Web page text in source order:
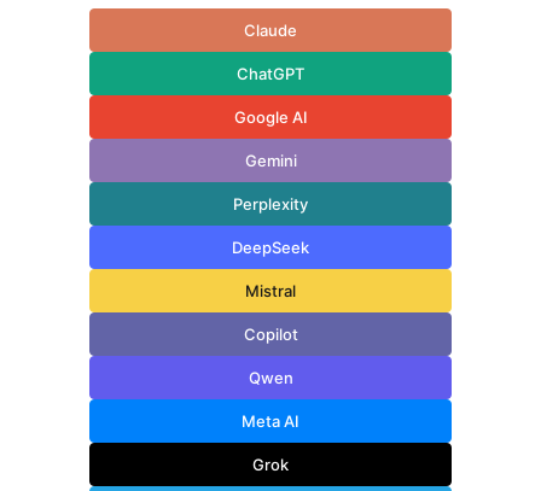
Claude
ChatGPT
Google AI
Gemini
Perplexity
DeepSeek
Mistral
Copilot
Qwen
Meta AI
Grok